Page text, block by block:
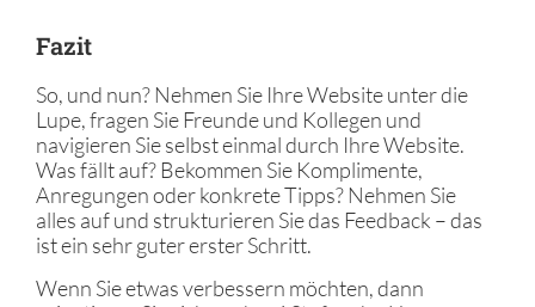
Fazit
So, und nun? Nehmen Sie Ihre Website unter die
Lupe, fragen Sie Freunde und Kollegen und
navigieren Sie selbst einmal durch Ihre Website.
Was fällt auf? Bekommen Sie Komplimente,
Anregungen oder konkrete Tipps? Nehmen Sie
alles auf und strukturieren Sie das Feedback – das
ist ein sehr guter erster Schritt.
Wenn Sie etwas verbessern möchten, dann